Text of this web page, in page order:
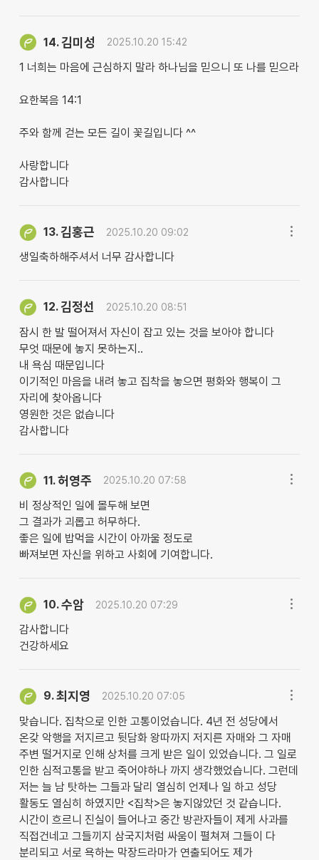
14.김미성 2025.10.20 15:42
1 너희는 마음에 근심하지 말라 하나님을 믿으니 또 나를 믿으라
요한복음 14:1
주와 함께 걷는 모든 길이 꽃길입니다 ^^
사랑합니다
감사합니다
13.김홍근 2025.10.20 09:02
생일축하해주셔서 너무 감사합니다
12.김정선 2025.10.20 08:51
잠시 한 발 떨어져서 자신이 잡고 있는 것을 보아야 합니다
무엇 때문에 놓지 못하는지..
내 욕심 때문입니다
이기적인 마음을 내려 놓고 집착을 놓으면 평화와 행복이 그
자리에 찾아옵니다
영원한 것은 없습니다
감사합니다
11.허영주 2025.10.20 07:58
비 정상적인 일에 몰두해 보면
그 결과가 괴롭고 허무하다.
좋은 일에 밥먹을 시간이 아까울 정도로
빠져보면 자신을 위하고 사회에 기여합니다.
10.수암 2025.10.20 07:29
감사합니다
건강하세요
9.최지영 2025.10.20 07:05
맞습니다. 집착으로 인한 고통이었습니다. 4년 전 성당에서
온갖 악행을 저지르고 뒷담화 왕따까지 저지른 자매와 그 자매
주변 떨거지로 인해 상처를 크게 받은 일이 있었습니다. 그 일로
인한 심적고통을 받고 죽어야하나 까지 생각했었습니다. 그런데
저는 늘 남 탓하는 그들과 달리 열심히 언제나 일 하고 성당
활동도 열심히 하였지만 <집착>은 놓지않았던 것 같습니다.
시간이 흐르니 진실이 들어나고 중간 방관자들이 제게 사과를
직접건네고 그들끼지 삼국지처럼 싸움이 펼쳐져 그들이 다
분리되고 서로 욕하는 막장드라마가 연출되어도 제가